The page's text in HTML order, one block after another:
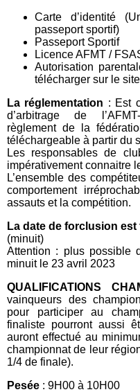
Carte d’identité
passeport sportif)
Passeport Sportif
Licence AFMT /
Autorisation
télécharger sur le
La réglementation : Est
d’arbitrage de
règlement de la
téléchargeable à partir du
Les responsables de
impérativement connaitre
L’ensemble des
comportement
assauts et la compétition.
La date de forclusion est
(minuit)
Attention : plus possible
minuit le 23 avril 2023
QUALIFICATIONS
vainqueurs des
pour participer au
finaliste pourront aussi
auront effectué au
championnat de leur
1/4 de finale).
Pesée : 9H00 à 10H00